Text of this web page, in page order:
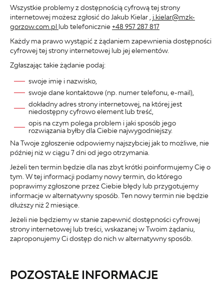
Wszystkie problemy z dostępnością cyfrową tej strony
internetowej możesz zgłosić doJakub Kielar
j.kielar@mzk-
gorzow.com.pl lub telefonicznie+48 957 287 817
Każdy ma prawo wystąpić z żądaniem zapewnienia dostępności
cyfrowej tej strony internetowej lub jej elementów.
Zgłaszając takie żądanie podaj:
swoje imię i nazwisko,
swoje dane kontaktowe (np. numer telefonu, e-mail),
dokładny adres strony internetowej, na której jest
niedostępny cyfrowo element lub treść,
opis na czym polega problem i jaki sposób jego
rozwiązania byłby dla Ciebie najwygodniejszy.
Na Twoje zgłoszenie odpowiemy najszybciej jak to możliwe, nie
później niż w ciągu 7 dni od jego otrzymania.
Jeżeli ten termin będzie dla nas zbyt krótki poinformujemy Cię o
tym. W tej informacji podamy nowy termin, do którego
poprawimy zgłoszone przez Ciebie błędy lub przygotujemy
informacje w alternatywny sposób. Ten nowy termin nie będzie
dłuższy niż 2 miesiące.
Jeżeli nie będziemy w stanie zapewnić dostępności cyfrowej
strony internetowej lub treści, wskazanej w Twoim żądaniu,
zaproponujemy Ci dostęp do nich w alternatywny sposób.
POZOSTAŁE INFORMACJE